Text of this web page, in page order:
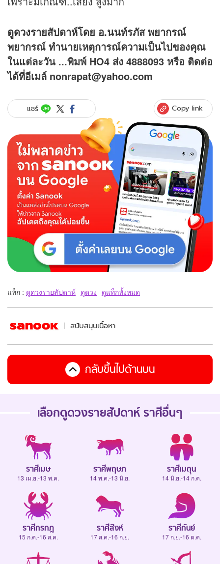
ดูดวงรายสัปดาห์โดย อ.นนท์รภัส พยากรณ์
พยากรณ์ ทำนายเหตุการณ์ความเป็นไปของคุณ
ในแต่ละวัน ...พิมพ์ HO4 ส่ง 4888093 หรือ ติดต่อ
ได้ที่อีเมล์ nonrapat@yahoo.com
แชร์ Copy link
แท็ก : ดูดวงรายสัปดาห์ ดูดวง ดูแท็กทั้งหมด
สนับสนุนเนื้อหา
กลับขึ้นไปด้านบน
เลือกดูดวงรายสัปดาห์ ราศีอื่นๆ
ราศีเมษ
13 เม.ย.-13 พ.ค.
ราศีพฤษภ
14 พ.ค.-13 มิ.ย.
ราศีเมถุน
14 มิ.ย.-14 ก.ค.
ราศีกรกฎ
15 ก.ค.-16 ส.ค.
ราศีสิงห์
17 ส.ค.-16 ก.ย.
ราศีกันย์
17 ก.ย.-16 ต.ค.